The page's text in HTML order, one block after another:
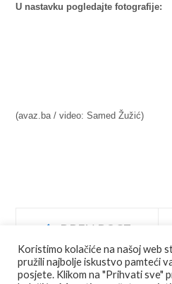
U nastavku pogledajte fotografije:
(avaz.ba / video: Samed Žužić)
Navigacija
objava
PREV POST
Koristimo kolačiće na našoj web
pružili najbolje iskustvo pamteći
posjete. Klikom na "Prihvati sve"